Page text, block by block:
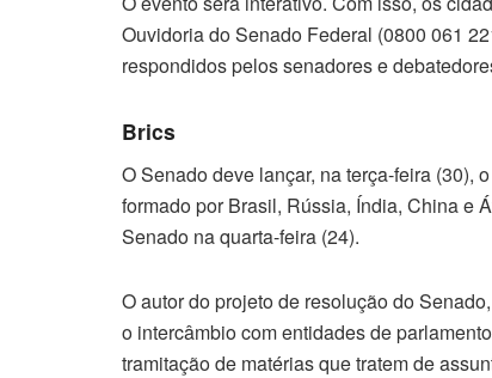
Ouvidoria do Senado Federal (0800 061
respondidos pelos senadores e
Brics
O Senado deve lançar, na terça-feira (30),
formado por Brasil, Rússia, Índia, China e
Senado na quarta-feira (24).
O autor do projeto de resolução do
o intercâmbio com entidades de
tramitação de matérias que tratem de